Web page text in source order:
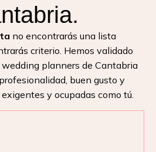
no encontrarás una lista
criterio. Hemos validado
planners de Cantabria
buen gusto y
y ocupadas como tú.